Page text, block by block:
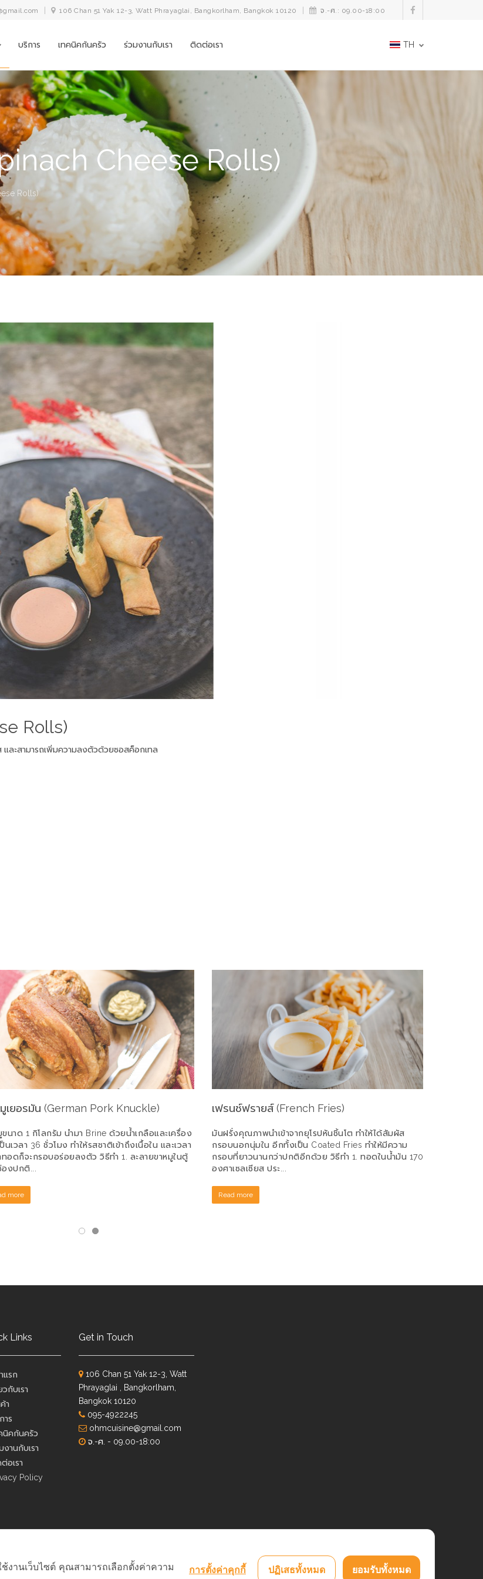
106 Chan 51 Yak 12-3, Watt Phrayaglai, Bangkorlham, Bangkok 10120 จ.-ศ.: 09.00-18:00
บริการ เทคนิคก้นครัว ร่วมงานกับเรา ติดต่อเรา TH
Cheese Rolls)
Rolls)
Rolls)
และสามารถเพิ่มความลงตัวด้วยซอสค็อกเทล
เยอรมัน (German Pork Knuckle)
ขนาด 1 กิโลกรัม นำมา Brine ด้วยน้ำเกลือและเครื่อง
นเวลา 36 ชั่วโมง ทำให้รสชาติเข้าถึงเนื้อใน และเวลา
ทอดก็จะกรอบอร่อยลงตัว วิธีทำ 1. ละลายขาหมูในตู้
งปกติ...
more
เฟรนช์ฟรายส์ (French Fries)
มันฝรั่งคุณภาพนำเข้าจากยุโรปหันชิ้นโต ทำให้ได้สัมผัส
กรอบนอกนุ่มใน อีกทั้งเป็น Coated Fries ทำให้มีความ
กรอบที่ยาวนานกว่าปกติอีกด้วย วิธีทำ 1. ทอดในน้ำมัน 170
องศาเซลเซียส ประ...
Read more
Links
แรก
วกับเรา
า
าร
นิคก้นครัว
งานกับเรา
อเรา
Policy
Get in Touch
106 Chan 51 Yak 12-3, Watt
Phrayaglai , Bangkorlham,
Bangkok 10120
095-4922245
ohmcuisine@gmail.com
จ.-ศ. - 09.00-18:00
งานเว็บไซต์ คุณสามารถเลือกตั้งค่าความ
ปฏิเสธทั้งหมด ยอมรับทั้งหมด
การตั้งค่าคุกกี้